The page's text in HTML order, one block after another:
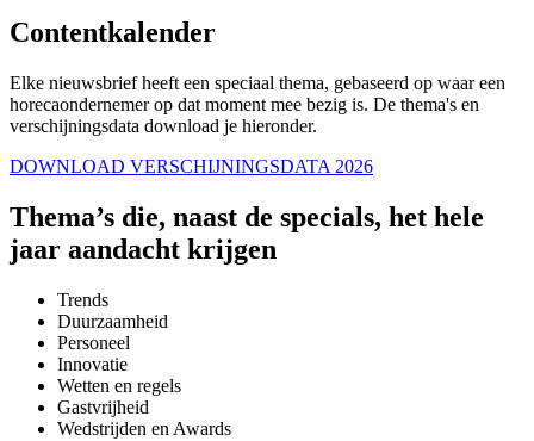
Contentkalender
Elke nieuwsbrief heeft een speciaal thema, gebaseerd op waar een
horecaondernemer op dat moment mee bezig is. De thema's en
verschijningsdata download je hieronder.
DOWNLOAD VERSCHIJNINGSDATA 2026
Thema’s die, naast de specials, het hele
jaar aandacht krijgen
Trends
Duurzaamheid
Personeel
Innovatie
Wetten en regels
Gastvrijheid
Wedstrijden en Awards